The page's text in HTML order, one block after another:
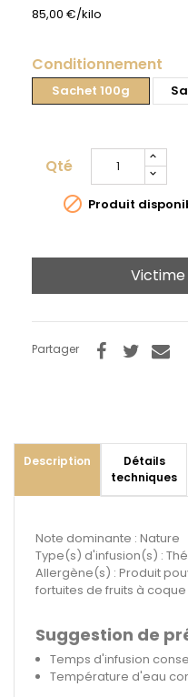
85,00 €/kilo
Conditionnement
Sachet 100g
Qté
 Produit
Victime
Partager
Description
Détails
techniques
Note dominante : Nature
Type(s) d'infusion(s) :
Allergène(s) : Produit
fortuites de fruits à
Suggestion de
Temps d'infusion
Température d'eau